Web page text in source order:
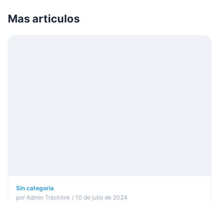
Mas articulos
Sin categoría
por Admin Tracklink / 10 de julio de 2024